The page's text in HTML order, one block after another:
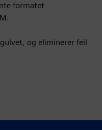
formatet
og eliminerer feil